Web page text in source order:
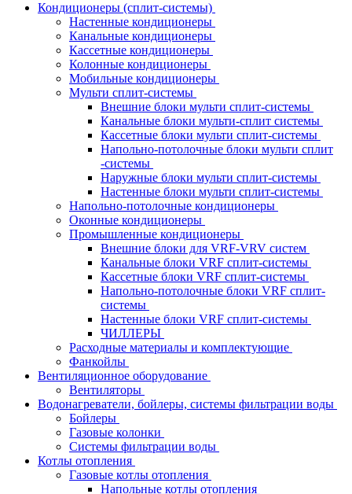
Кондиционеры (сплит-системы)
Настенные кондиционеры
Канальные кондиционеры
Кассетные кондиционеры
Колонные кондиционеры
Мобильные кондиционеры
Мульти сплит-системы
Внешние блоки мульти сплит-системы
Канальные блоки мульти-сплит системы
Кассетные блоки мульти сплит-системы
Напольно-потолочные блоки мульти сплит
-системы
Наружные блоки мульти сплит-системы
Настенные блоки мульти сплит-системы
Напольно-потолочные кондиционеры
Оконные кондиционеры
Промышленные кондиционеры
Внешние блоки для VRF-VRV систем
Канальные блоки VRF сплит-системы
Кассетные блоки VRF сплит-системы
Напольно-потолочные блоки VRF сплит-
системы
Настенные блоки VRF сплит-системы
ЧИЛЛЕРЫ
Расходные материалы и комплектующие
Фанкойлы
Вентиляционное оборудование
Вентиляторы
Водонагреватели, бойлеры, системы фильтрации воды
Бойлеры
Газовые колонки
Системы фильтрации воды
Котлы отопления
Газовые котлы отопления
Напольные котлы отопления